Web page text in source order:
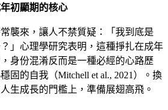
初顯期的核心
襲來，讓人不禁質疑：「我到底是
」心理學研究表明，這種掙扎在成年
身份混淆反而是一種必經的心路歷
固的自我（Mitchell et al., 2021）。換
生成長的門檻上，準備展翅高飛。